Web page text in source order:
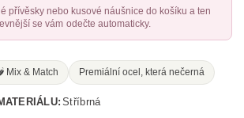
přívěsky nebo kusové náušnice do košíku a ten
se vám odečte automaticky.
Mix & Match Premiální ocel, která nečerná
Stříbrná